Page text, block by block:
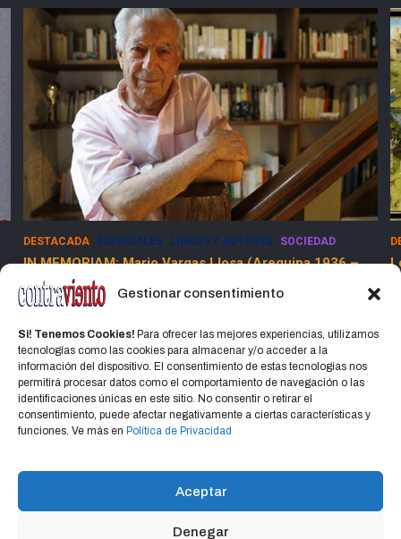
Gestionar consentimiento
Si! Tenemos Cookies! Para ofrecer las mejores experiencias, utilizamos
tecnologías como las cookies para almacenar y/o acceder a la
información del dispositivo. El consentimiento de estas tecnologías nos
permitirá procesar datos como el comportamiento de navegación o las
identificaciones únicas en este sitio. No consentir o retirar el
consentimiento, puede afectar negativamente a ciertas características y
funciones. Ve más en Política de Privacidad
Aceptar
Denegar
DESTACADA ESPECIALES SOCIEDAD
Los Dolores de la Guerra Flamenca
13 marzo, 2025 Jorge Martinez Jorge
Home Política de privacidad
CONTACTO